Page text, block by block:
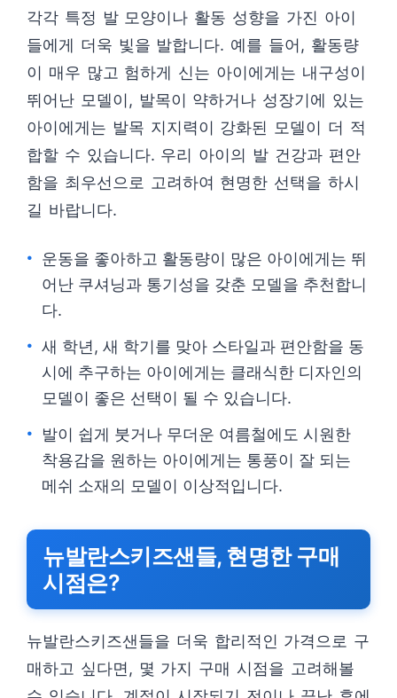
각각 특정 발 모양이나 활동 성향을 가진 아이
들에게 더욱 빛을 발합니다. 예를 들어, 활동량
이 매우 많고 험하게 신는 아이에게는 내구성이
뛰어난 모델이, 발목이 약하거나 성장기에 있는
아이에게는 발목 지지력이 강화된 모델이 더 적
합할 수 있습니다. 우리 아이의 발 건강과 편안
함을 최우선으로 고려하여 현명한 선택을 하시
길 바랍니다.
운동을 좋아하고 활동량이 많은 아이에게는 뛰
어난 쿠셔닝과 통기성을 갖춘 모델을 추천합니
다.
새 학년, 새 학기를 맞아 스타일과 편안함을 동
시에 추구하는 아이에게는 클래식한 디자인의
모델이 좋은 선택이 될 수 있습니다.
발이 쉽게 붓거나 무더운 여름철에도 시원한
착용감을 원하는 아이에게는 통풍이 잘 되는
메쉬 소재의 모델이 이상적입니다.
뉴발란스키즈샌들, 현명한 구매
시점은?
뉴발란스키즈샌들을 더욱 합리적인 가격으로 구
매하고 싶다면, 몇 가지 구매 시점을 고려해볼